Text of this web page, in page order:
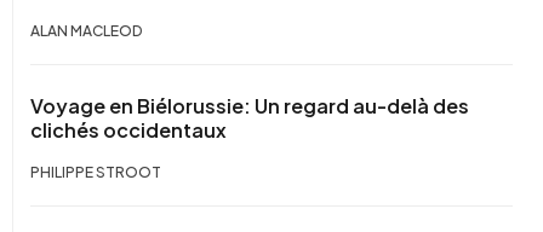
ALAN MACLEOD
Voyage en Biélorussie: Un regard au-delà des
clichés occidentaux
PHILIPPE STROOT